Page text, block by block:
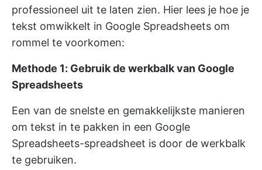
professioneel uit te laten zien. Hier lees je hoe je
tekst omwikkelt in Google Spreadsheets om
rommel te voorkomen:
Methode 1: Gebruik de werkbalk van Google
Spreadsheets
Een van de snelste en gemakkelijkste manieren
om tekst in te pakken in een Google
Spreadsheets-spreadsheet is door de werkbalk
te gebruiken.